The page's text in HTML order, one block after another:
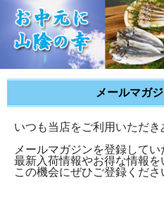
メールマガ
いつも当店をご利用いただき
メールマガジンを登録してい
最新入荷情報やお得な情報を
この機会にぜひご登録くださ